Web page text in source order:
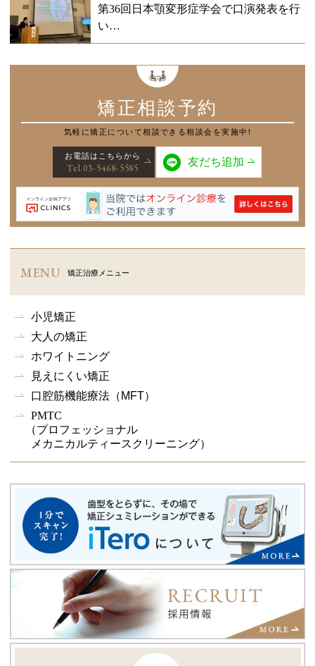
第36回日本顎変形症学会で口演発表を行
い…
矯正相談予約
気軽に矯正について相談できる相談会を実施中!
お電話はこちらから
Tel.03-5468-5585
友だち追加
MENU 矯正治療メニュー
小児矯正
大人の矯正
ホワイトニング
見えにくい矯正
口腔筋機能療法 （MFT）
PMTC
（プロフェッショナル
メカニカルティースクリーニング）